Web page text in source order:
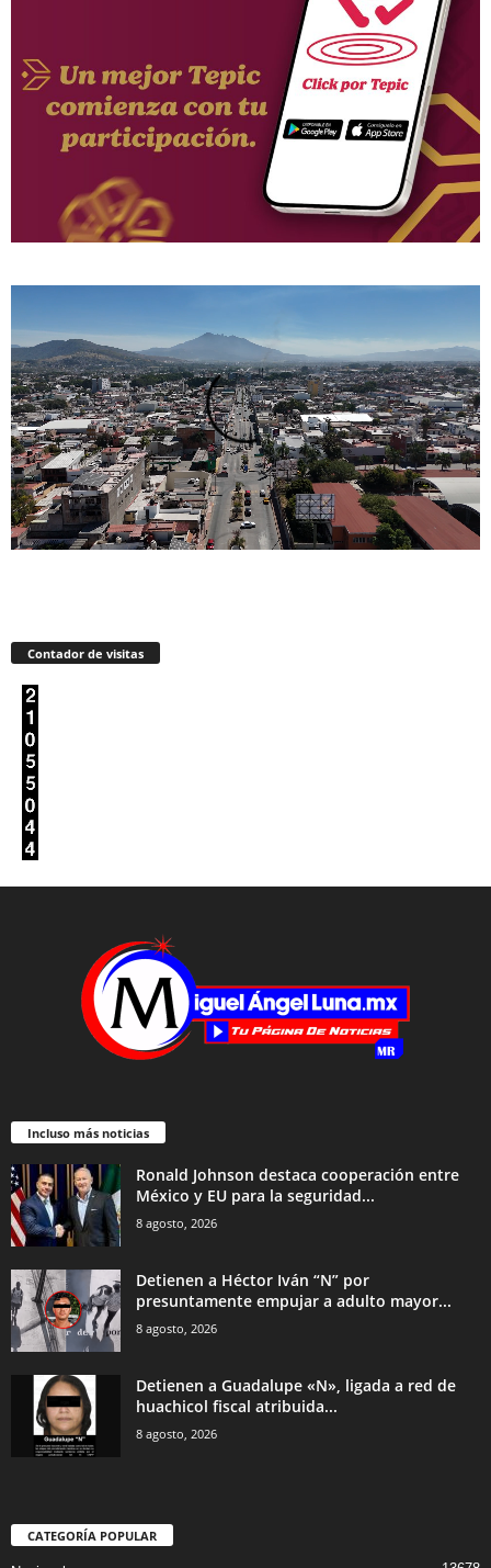
Contador de visitas
Incluso más noticias
Ronald Johnson destaca cooperación entre
México y EU para la seguridad...
8 agosto, 2026
Detienen a Héctor Iván “N” por
presuntamente empujar a adulto mayor...
8 agosto, 2026
Detienen a Guadalupe «N», ligada a red de
huachicol fiscal atribuida...
8 agosto, 2026
CATEGORÍA POPULAR